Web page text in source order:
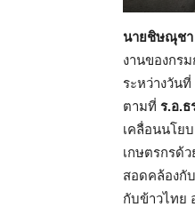
นายชิษณุชา
งานของกร
ระหว่างวันที่
ตามที่ ร.อ.ธ
เคลื่อนนโย
เกษตรกรด้
สอดคล้องกั
กับข้าวไทย